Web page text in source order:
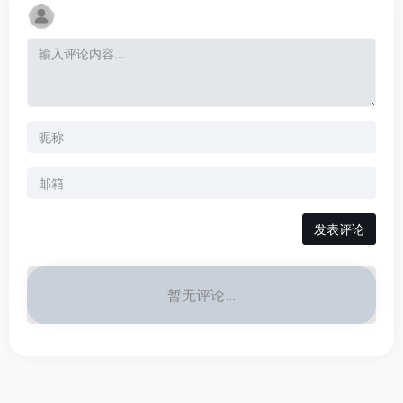
发表评论
暂无评论...